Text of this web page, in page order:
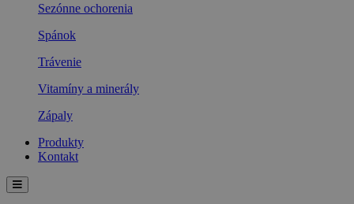
Sezónne ochorenia
Spánok
Trávenie
Vitamíny a minerály
Zápaly
Produkty
Kontakt